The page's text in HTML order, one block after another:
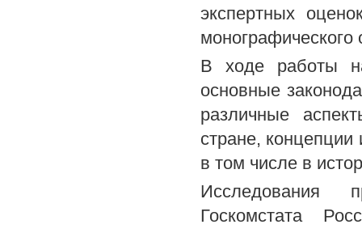
экспертных
монографического
В ходе работы
основные
различные
стране,
в том числе в
Исследования
Госкомстата